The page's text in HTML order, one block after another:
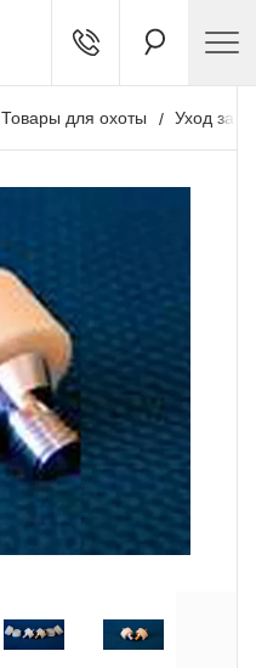
Товары для охоты Уход за